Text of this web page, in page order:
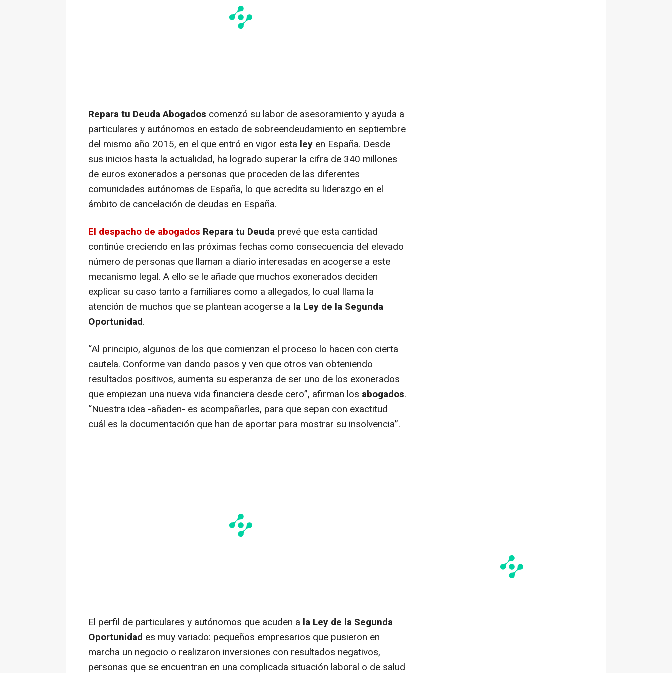
Repara tu Deuda Abogados comenzó su labor de asesoramiento y ayuda a
particulares y autónomos en estado de sobreendeudamiento en septiembre
del mismo año 2015, en el que entró en vigor esta ley en España. Desde
sus inicios hasta la actualidad, ha logrado superar la cifra de 340 millones
de euros exonerados a personas que proceden de las diferentes
comunidades autónomas de España, lo que acredita su liderazgo en el
ámbito de cancelación de deudas en España.
El despacho de abogados Repara tu Deuda prevé que esta cantidad
continúe creciendo en las próximas fechas como consecuencia del elevado
número de personas que llaman a diario interesadas en acogerse a este
mecanismo legal. A ello se le añade que muchos exonerados deciden
explicar su caso tanto a familiares como a allegados, lo cual llama la
atención de muchos que se plantean acogerse a la Ley de la Segunda
Oportunidad.
“Al principio, algunos de los que comienzan el proceso lo hacen con cierta
cautela. Conforme van dando pasos y ven que otros van obteniendo
resultados positivos, aumenta su esperanza de ser uno de los exonerados
que empiezan una nueva vida financiera desde cero”, afirman los abogados.
“Nuestra idea -añaden- es acompañarles, para que sepan con exactitud
cuál es la documentación que han de aportar para mostrar su insolvencia”.
El perfil de particulares y autónomos que acuden a la Ley de la Segunda
Oportunidad es muy variado: pequeños empresarios que pusieron en
marcha un negocio o realizaron inversiones con resultados negativos,
personas que se encuentran en una complicada situación laboral o de salud